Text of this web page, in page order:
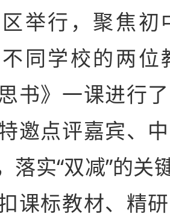
举行，聚焦初
同学校的两位
书》一课进行
邀点评嘉宾、
落实“双减”的关
课标教材、精